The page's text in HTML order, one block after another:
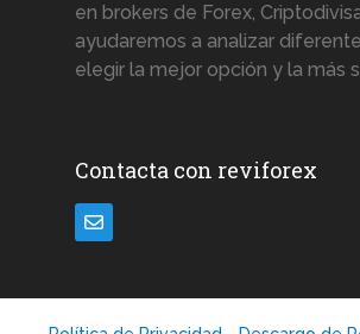
en brokers de Forex,
ayudaremos a analizar
elegir la mejor opción y la más
Contacta con reviforex